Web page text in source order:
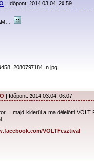
| Időpont: 2014.03.04. 20:59
| Időpont: 2014.03.04. 06:07
majd kiderül a ma délelőtti VOLT
VOLTFesztival